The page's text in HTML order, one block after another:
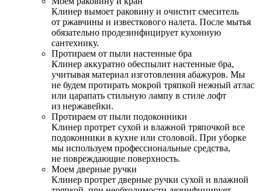
Клинер вымоет раковину и очистит смеситель
от ржавчины и известкового налета. После мытья
обязательно продезинфицирует кухонную
сантехнику.
Протираем от пыли настенные бра
Клинер аккуратно обеспылит настенные бра,
учитывая материал изготовления абажуров. Мы
не будем протирать мокрой тряпкой нежный атлас
или царапать стильную лампу в стиле лофт
из нержавейки.
Протираем от пыли подоконники
Клинер протрет сухой и влажной тряпочкой все
подоконники в кухне или столовой. При уборке
мы используем профессиональные средства,
не повреждающие поверхность.
Моем дверные ручки
Клинер протрет дверные ручки сухой и влажной